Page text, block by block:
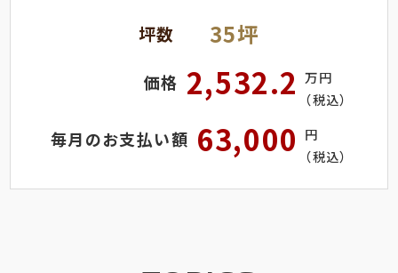
坪数 35坪
価格 2,532.2 万円
（税込）
毎月のお支払い額 63,000 円
（税込）